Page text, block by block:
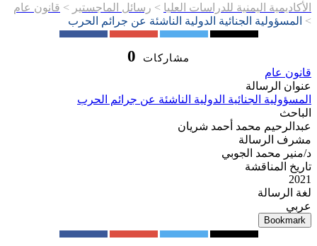
الأكاديمية اليمنية للدراسات العليا > رسائل الماجستير > قانون عام
> المسؤولية الجنائية الدولية الناشئة عن جرائم الحرب
0 مشاركات
قانون عام
عنوان الرسالة
المسؤولية الجنائية الدولية الناشئة عن جرائم الحرب
الباحث
عبدالرحيم محمد أحمد شريان
مشرف الرسالة
د/منير محمد الجوبي
تاريخ المناقشة
2021
لغة الرسالة
عربي
Bookmark